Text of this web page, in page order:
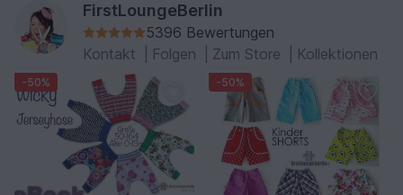
FirstLoungeBerlin
5396 Bewertungen
Kontakt
Folgen Zum Store Kollektionen
-50% -50%